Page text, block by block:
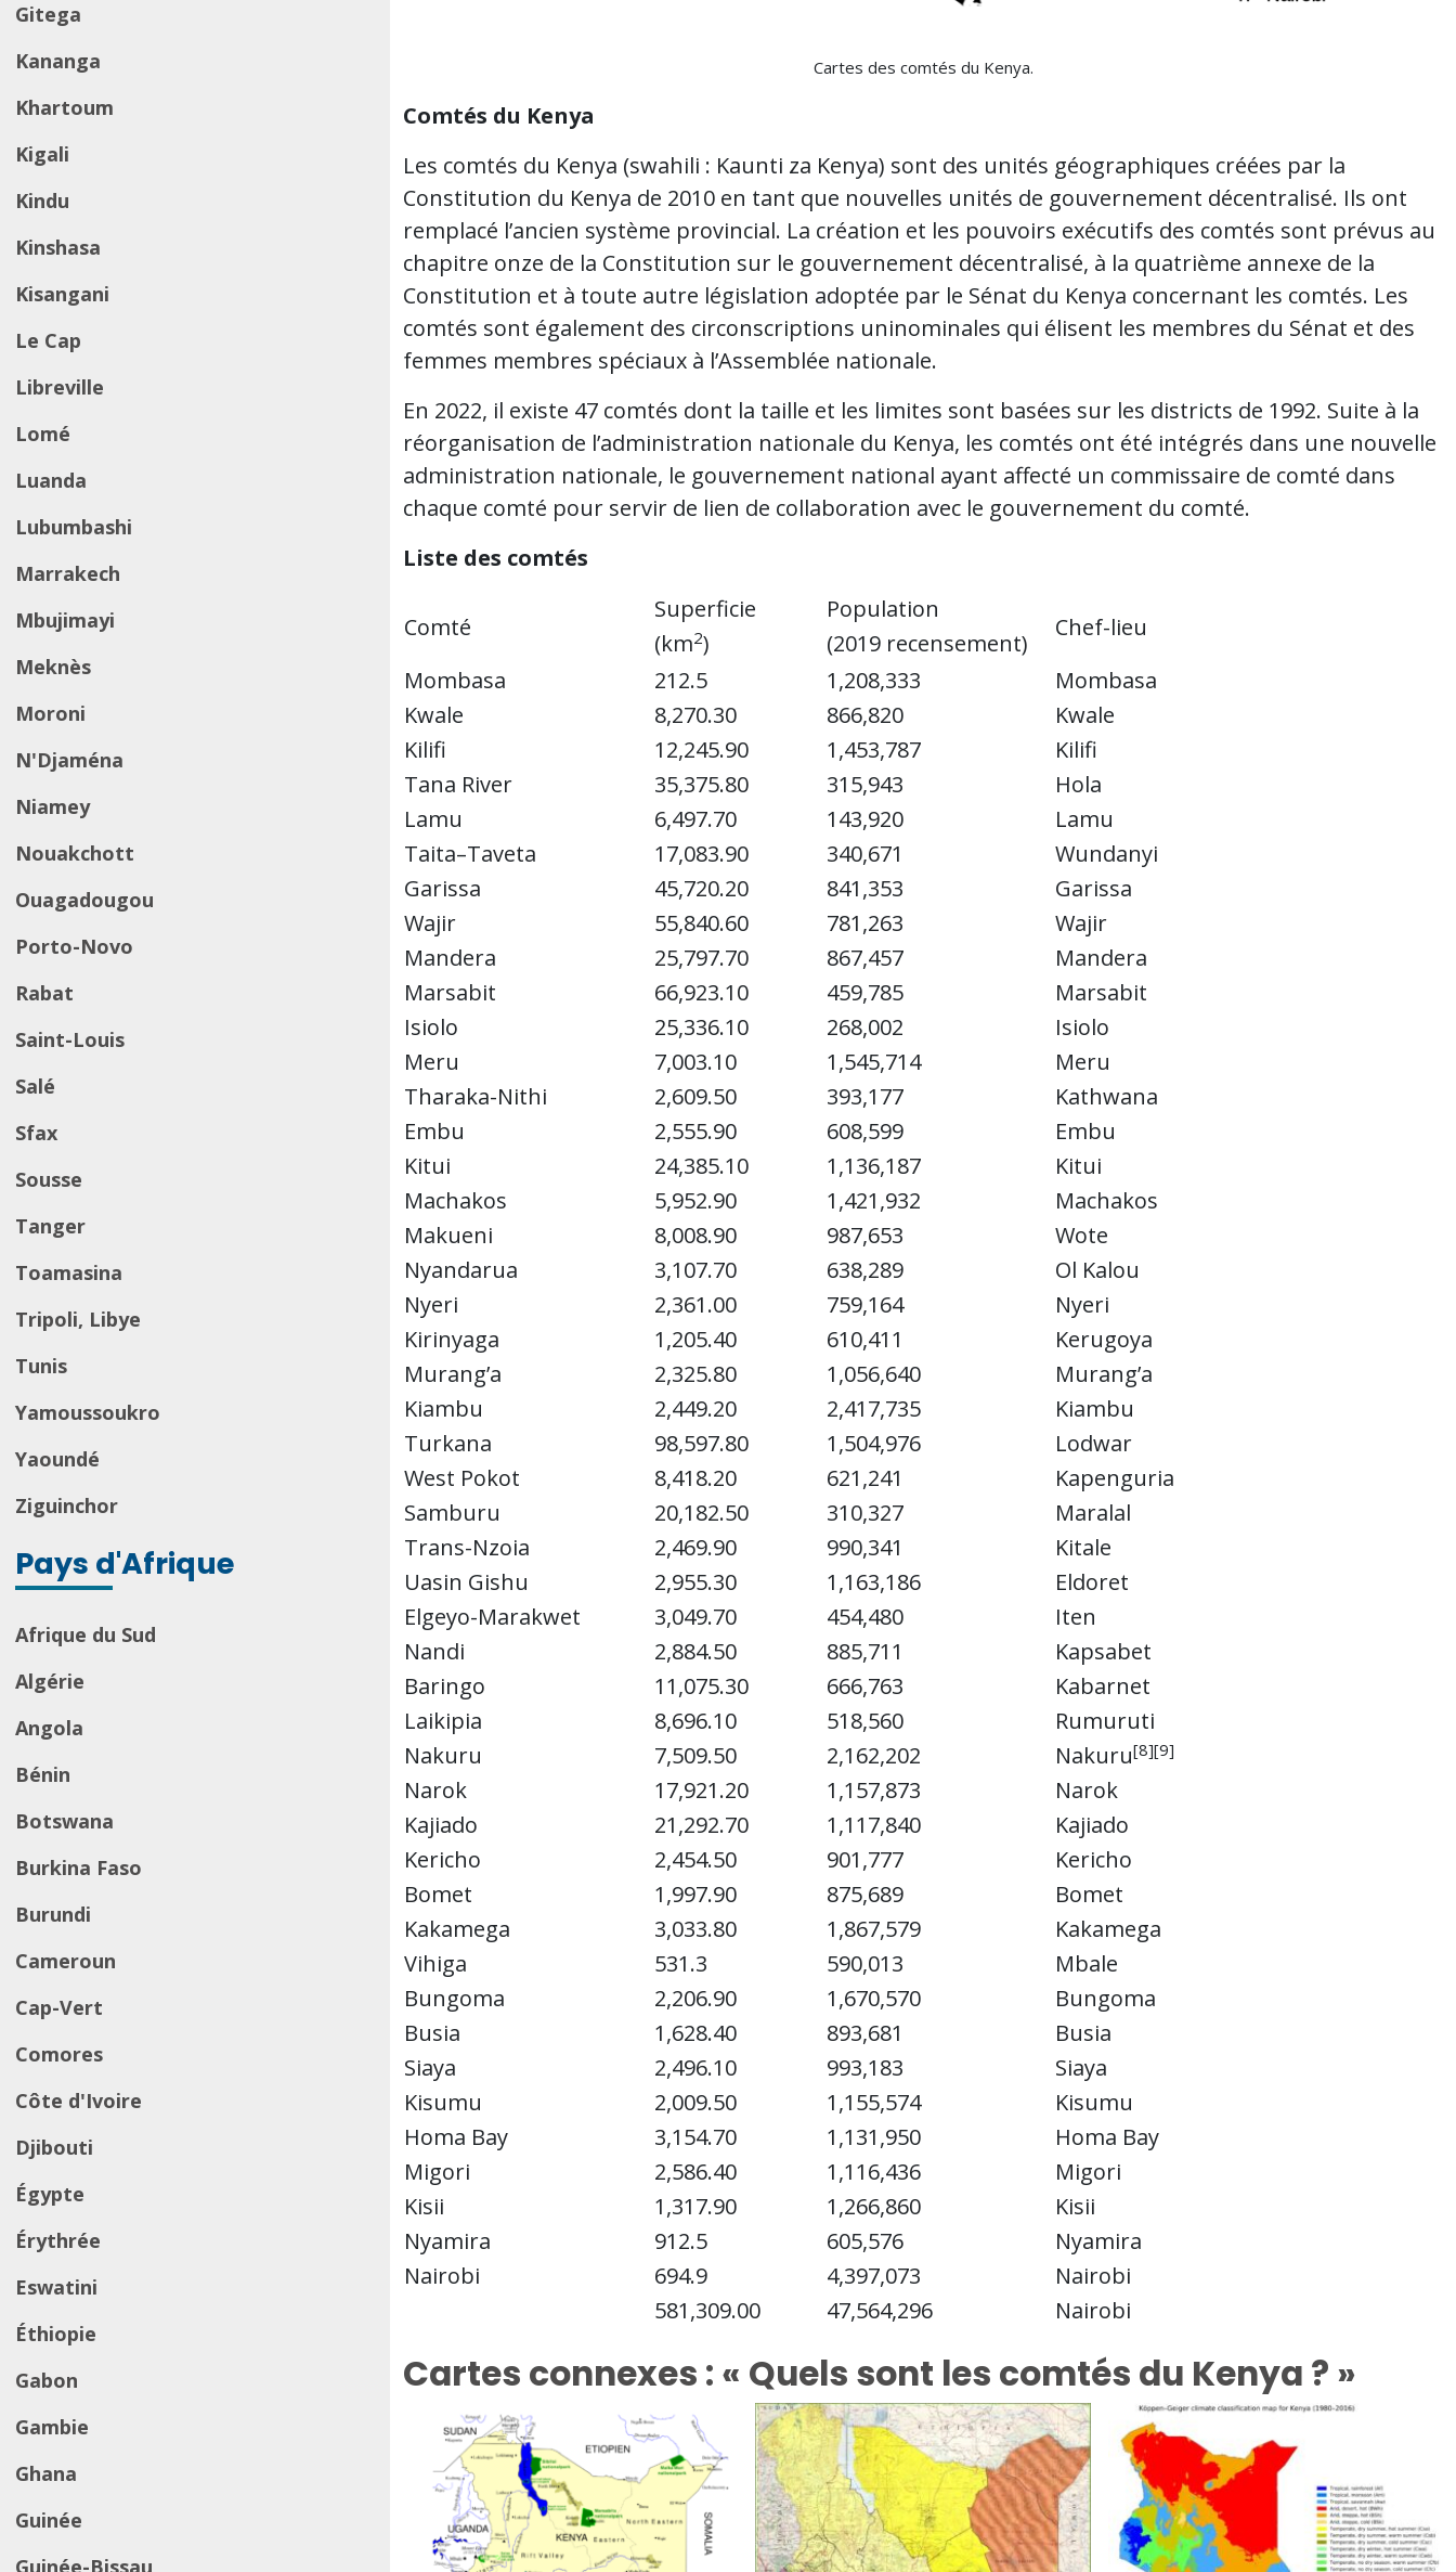
Gitega
Kananga
Khartoum
Kigali
Kindu
Kinshasa
Kisangani
Le Cap
Libreville
Lomé
Luanda
Lubumbashi
Marrakech
Mbujimayi
Meknès
Moroni
N'Djaména
Niamey
Nouakchott
Ouagadougou
Porto-Novo
Rabat
Saint-Louis
Salé
Sfax
Sousse
Tanger
Toamasina
Tripoli, Libye
Tunis
Yamoussoukro
Yaoundé
Ziguinchor
Pays d'Afrique
Afrique du Sud
Algérie
Angola
Bénin
Botswana
Burkina Faso
Burundi
Cameroun
Cap-Vert
Comores
Côte d'Ivoire
Djibouti
Égypte
Érythrée
Eswatini
Éthiopie
Gabon
Gambie
Ghana
Guinée
Guinée-Bissau
Cartes des comtés du Kenya.
Comtés du Kenya
Les comtés du Kenya (swahili : Kaunti za Kenya) sont des unités géographiques créées par la
Constitution du Kenya de 2010 en tant que nouvelles unités de gouvernement décentralisé. Ils ont
remplacé l’ancien système provincial. La création et les pouvoirs exécutifs des comtés sont prévus au
chapitre onze de la Constitution sur le gouvernement décentralisé, à la quatrième annexe de la
Constitution et à toute autre législation adoptée par le Sénat du Kenya concernant les comtés. Les
comtés sont également des circonscriptions uninominales qui élisent les membres du Sénat et des
femmes membres spéciaux à l’Assemblée nationale.
En 2022, il existe 47 comtés dont la taille et les limites sont basées sur les districts de 1992. Suite à la
réorganisation de l’administration nationale du Kenya, les comtés ont été intégrés dans une nouvelle
administration nationale, le gouvernement national ayant affecté un commissaire de comté dans
chaque comté pour servir de lien de collaboration avec le gouvernement du comté.
Liste des comtés
Comté
Superficie Population
Chef-lieu
(km2)
(2019 recensement)
Mombasa
212.5 1,208,333
Mombasa
Kwale
8,270.30 866,820
Kwale
Kilifi
12,245.90 1,453,787
Kilifi
Tana River
35,375.80 315,943
Hola
Lamu
6,497.70 143,920
Lamu
Taita–Taveta
17,083.90 340,671
Wundanyi
Garissa
45,720.20 841,353
Garissa
Wajir
55,840.60 781,263
Wajir
Mandera
25,797.70 867,457
Mandera
Marsabit
66,923.10 459,785
Marsabit
Isiolo
25,336.10 268,002
Isiolo
Meru
7,003.10 1,545,714
Meru
Tharaka-Nithi
2,609.50 393,177
Kathwana
Embu
2,555.90 608,599
Embu
Kitui
24,385.10 1,136,187
Kitui
Machakos
5,952.90 1,421,932
Machakos
Makueni
8,008.90 987,653
Wote
Nyandarua
3,107.70 638,289
Ol Kalou
Nyeri
2,361.00 759,164
Nyeri
Kirinyaga
1,205.40 610,411
Kerugoya
Murang’a
2,325.80 1,056,640
Murang’a
Kiambu
2,449.20 2,417,735
Kiambu
Turkana
98,597.80 1,504,976
Lodwar
West Pokot
8,418.20 621,241
Kapenguria
Samburu
20,182.50 310,327
Maralal
Trans-Nzoia
2,469.90 990,341
Kitale
Uasin Gishu
2,955.30 1,163,186
Eldoret
Elgeyo-Marakwet
3,049.70 454,480
Iten
Nandi
2,884.50 885,711
Kapsabet
Baringo
11,075.30 666,763
Kabarnet
Laikipia
8,696.10 518,560
Rumuruti
Nakuru
7,509.50 2,162,202 Nakuru[8][9]
Narok 17,921.20 1,157,873
Narok
Kajiado
21,292.70 1,117,840
Kajiado
Kericho
2,454.50 901,777
Kericho
Bomet
1,997.90 875,689
Bomet
Kakamega
3,033.80 1,867,579
Kakamega
Vihiga
531.3 590,013
Mbale
Bungoma
2,206.90 1,670,570
Bungoma
Busia
1,628.40 893,681
Busia
Siaya
2,496.10 993,183
Siaya
Kisumu
2,009.50 1,155,574
Kisumu
Homa Bay
3,154.70 1,131,950
Homa Bay
Migori
2,586.40 1,116,436
Migori
Kisii
1,317.90 1,266,860
Kisii
Nyamira
912.5 605,576
Nyamira
Nairobi
694.9 4,397,073
Nairobi
581,309.00
47,564,296 Nairobi
Cartes connexes : « Quels sont les comtés du Kenya ? »